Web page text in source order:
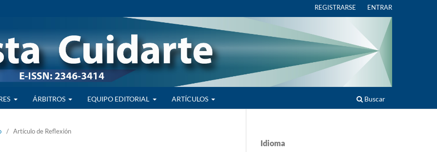
ÁRBITROS EQUIPO EDITORIAL ARTÍCULOS Buscar
REGISTRARSE ENTRAR
/ Artículo de Reflexión
Idioma